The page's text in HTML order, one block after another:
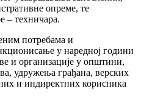
опреме, те
– техничара.
потребама и
у наредној години
и организације у општини,
удружења грађана, верских
и индиректних корисника